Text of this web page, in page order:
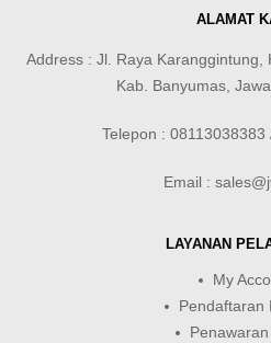
ALAMAT
Address : Jl. Raya Karanggintung,
Kab. Banyumas,
Telepon :
Email :
LAYANAN
My
Pendaftaran